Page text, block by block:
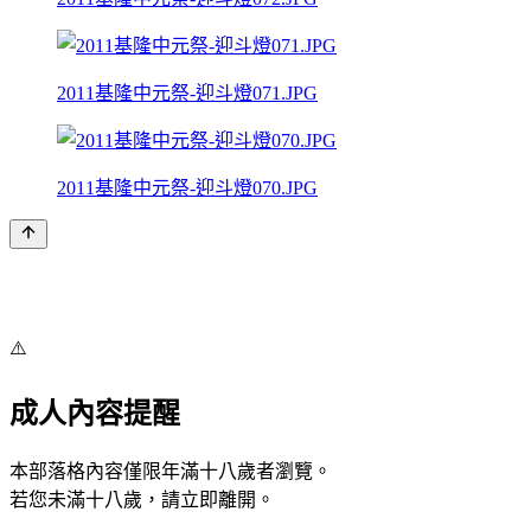
2011基隆中元祭-迎斗燈071.JPG
2011基隆中元祭-迎斗燈070.JPG
⚠️
成人內容提醒
本部落格內容僅限年滿十八歲者瀏覽。
若您未滿十八歲，請立即離開。